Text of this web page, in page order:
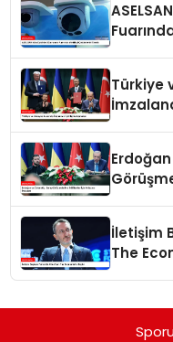
Türkiye
İletişim
The